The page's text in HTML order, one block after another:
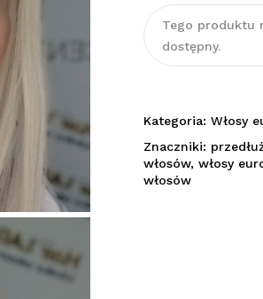
Tego produktu
dostępny.
Kategoria: Włosy
Znaczniki:
włosów, włosy
włosów